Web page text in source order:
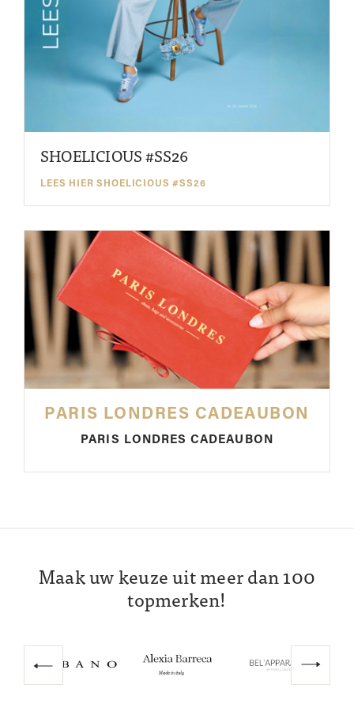
SHOELICIOUS #SS26
LEES HIER SHOELICIOUS #SS26
PARIS LONDRES CADEAUBON
PARIS LONDRES CADEAUBON
Maak uw keuze uit meer dan 100
topmerken!